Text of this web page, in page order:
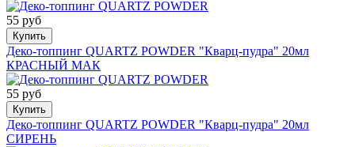
55 руб
Купить
Деко-топпинг QUARTZ POWDER "Кварц-пудра" 20мл
КРАСНЫЙ МАК
55 руб
Купить
Деко-топпинг QUARTZ POWDER "Кварц-пудра" 20мл
СИРЕНЬ